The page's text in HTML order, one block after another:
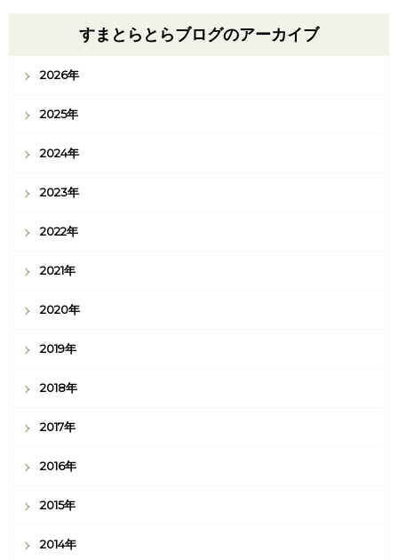
すまとらとらブログのアーカイブ
2026年
2025年
2024年
2023年
2022年
2021年
2020年
2019年
2018年
2017年
2016年
2015年
2014年